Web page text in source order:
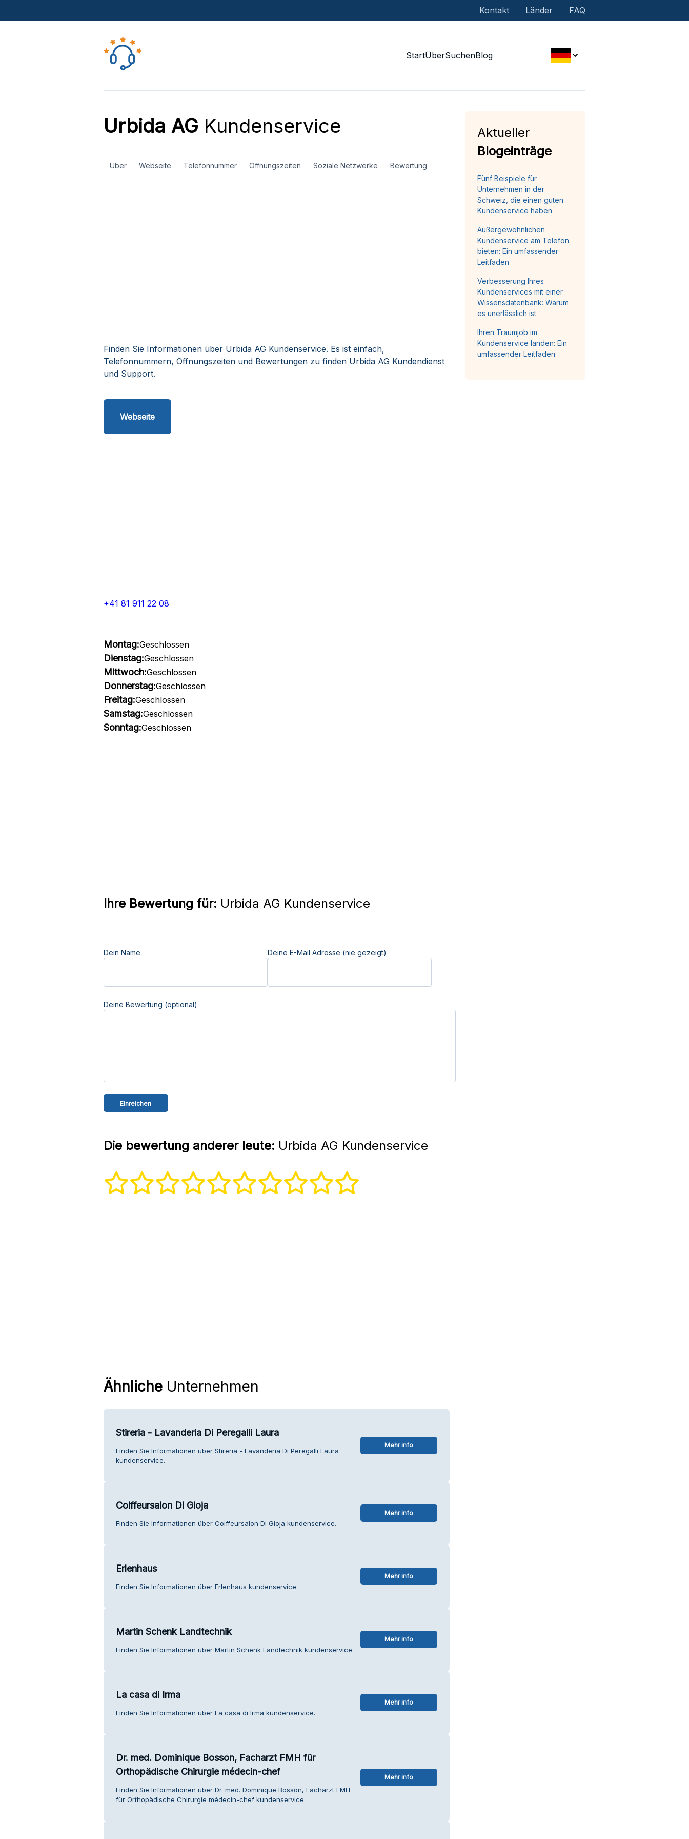
Kontakt Länder FAQ
StartÜberSuchenBlog
Urbida AG Kundenservice
Über Webseite Telefonnummer Öffnungszeiten Soziale Netzwerke Bewertung
Finden Sie Informationen über Urbida AG Kundenservice. Es ist einfach,
Telefonnummern, Öffnungszeiten und Bewertungen zu finden Urbida AG Kundendienst
und Support.
Webseite
+41 81 911 22 08
Montag:Geschlossen
Dienstag:Geschlossen
Mittwoch:Geschlossen
Donnerstag:Geschlossen
Freitag:Geschlossen
Samstag:Geschlossen
Sonntag:Geschlossen
Ihre Bewertung für: Urbida AG Kundenservice
Dein Name Deine E-Mail Adresse (nie gezeigt)
Deine Bewertung (optional)
Die bewertung anderer leute: Urbida AG Kundenservice
ÄhnlicheUnternehmen
Stireria - Lavanderia Di Peregalli Laura
Finden Sie Informationen über Stireria - Lavanderia Di Peregalli Laura
kundenservice.
Mehr info
Coiffeursalon Di Gioja
Finden Sie Informationen über Coiffeursalon Di Gioja kundenservice.
Mehr info
Erlenhaus
Finden Sie Informationen über Erlenhaus kundenservice.
Mehr info
Martin Schenk Landtechnik
Finden Sie Informationen über Martin Schenk Landtechnik kundenservice.
Mehr info
La casa di Irma
Finden Sie Informationen über La casa di Irma kundenservice.
Mehr info
Dr. med. Dominique Bosson, Facharzt FMH für
Orthopädische Chirurgie médecin-chef
Finden Sie Informationen über Dr. med. Dominique Bosson, Facharzt FMH
für Orthopädische Chirurgie médecin-chef kundenservice.
Mehr info
Aktueller
Blogeinträge
Fünf Beispiele für
Unternehmen in der
Schweiz, die einen guten
Kundenservice haben
Außergewöhnlichen
Kundenservice am Telefon
bieten: Ein umfassender
Leitfaden
Verbesserung Ihres
Kundenservices mit einer
Wissensdatenbank: Warum
es unerlässlich ist
Ihren Traumjob im
Kundenservice landen: Ein
umfassender Leitfaden